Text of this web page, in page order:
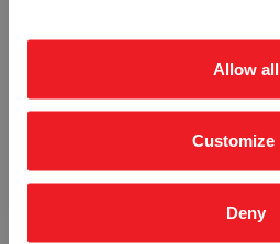
Allow all
Customize
Deny
OG GJENSTANDER - SELVKLEBENDE
Frakr 88,75